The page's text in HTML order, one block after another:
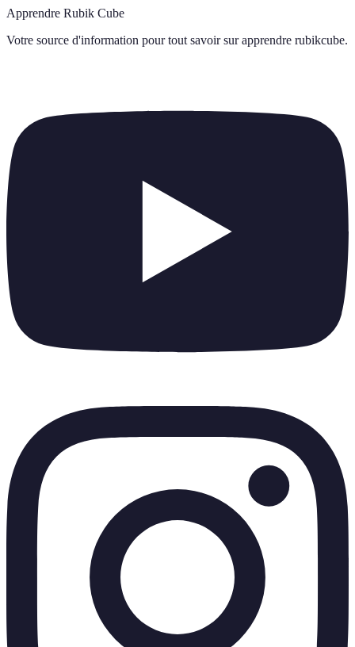
Apprendre Rubik Cube
Votre source d'information pour tout savoir sur apprendre rubikcube.